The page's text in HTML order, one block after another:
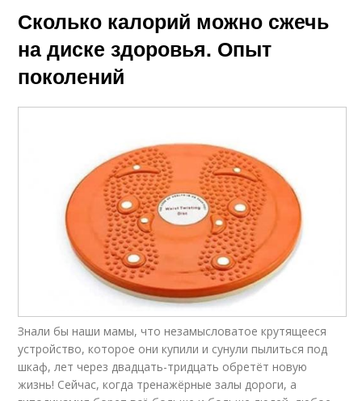
Сколько калорий можно сжечь
на диске здоровья. Опыт
поколений
Знали бы наши мамы, что незамысловатое крутящееся
устройство, которое они купили и сунули пылиться под
шкаф, лет через двадцать-тридцать обретёт новую
жизнь! Сейчас, когда тренажёрные залы дороги, а